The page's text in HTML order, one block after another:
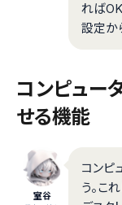
れば
設定か
コンピュー
せる機能
室谷
コンピ
う。こ